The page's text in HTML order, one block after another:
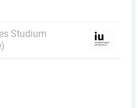
Studium